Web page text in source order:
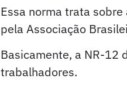
Essa norma trata sobre
pela Associação
Basicamente, a NR-12
trabalhadores.